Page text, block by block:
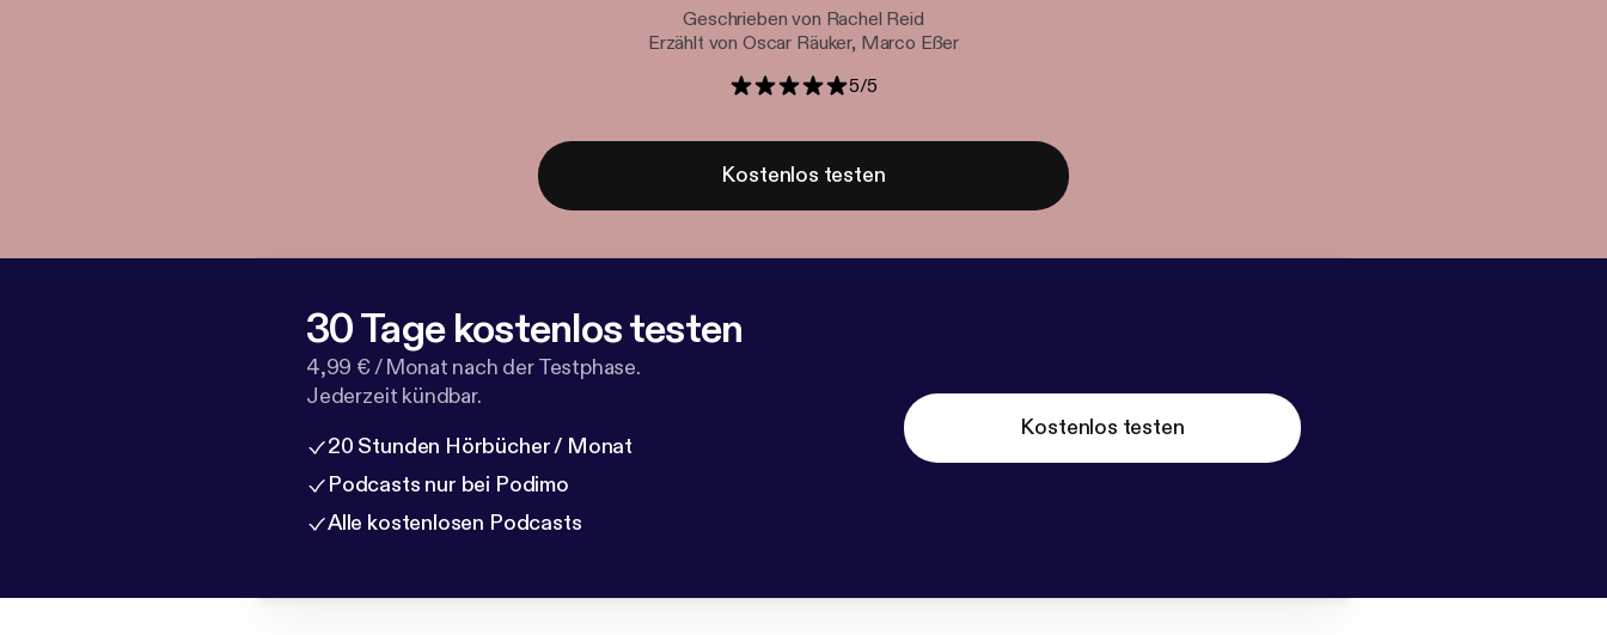
Geschrieben von Rachel Reid
Erzählt von Oscar Räuker, Marco Eßer
5/5
Kostenlos testen
30 Tage kostenlos testen
4,99 € / Monat nach der Testphase.
Jederzeit kündbar.
20 Stunden Hörbücher / Monat
Podcasts nur bei Podimo
Alle kostenlosen Podcasts
Kostenlos testen